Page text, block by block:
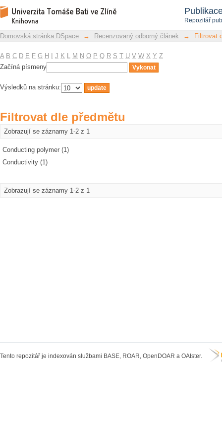
Repozitář
Filtrovat dle předmětu
Repozitář DSpace/Manakin
Domovská stránka DSpace → Recenzovaný odborný článek → Filtrovat
A B C D E F G H J K L M N O P Q R S T U V W X Y Z
Začíná písmeny
Výsledků na stránku:
Filtrovat dle předmětu
Zobrazují se záznamy 1-2 z 1
Conducting polymer (1)
Conductivity (1)
Zobrazují se záznamy 1-2 z 1
Tento repozitář je indexován službami BASE, ROAR, OpenDOAR a OAIster.